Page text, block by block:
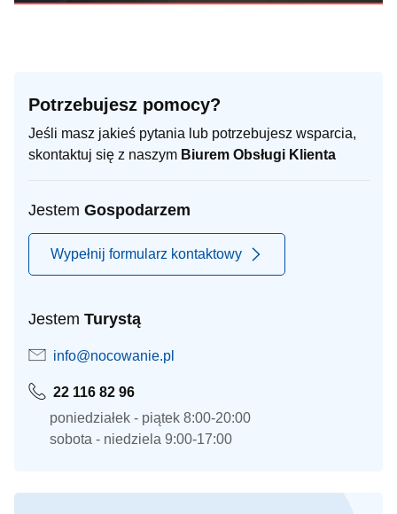
Potrzebujesz pomocy?
Jeśli masz jakieś pytania lub potrzebujesz wsparcia,
skontaktuj się z naszym Biurem Obsługi Klienta
Jestem Gospodarzem
Wypełnij formularz kontaktowy
Jestem Turystą
info@nocowanie.pl
22 116 82 96
poniedziałek - piątek 8:00-20:00
sobota - niedziela 9:00-17:00